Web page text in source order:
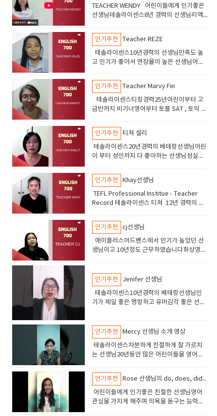
TEACHER WENDY 어린이들에게 인기좋은
선생님테솔라이센스8년 경력의 선생님리엑
에서 추천드립니다.
인기추천
Teacher REZE
테솔라이센스10년경력의 선생님만족도 높
고 인기가 좋아서 연장율이 높은 선생님어린
음
인기추천
Teacher Marvy Fin
테솔라이센스티칭경력25년어린이부터 고
급반까지 비기너영어부터 토플 SAT , 토익 오
도가 아주높음
인기추천
티쳐 셀리
테솔라이센스20년경력의 베테랑선생님어린
이 부터 성인까지 다 좋아하는 선생님성실의
분하게 공부할 어린이 성인들에게 추천
인기추천
Khay선생님
TEFL Professional Institue - Teacher
Record 테솔라이센스 티쳐 12년 경력의 선
인기추천
cj선생님
에이플러스어드벤스에서 인기가 높았던 선
생님이고 10년정도 근무하였습니다화상영어
입니다토플스피킹 라이팅아이엘츠 스피킹
sat 수업오픽수업 실력이 아주 좋은 선생님
인기추천
Jenifer 선생님
테솔라이센스10년경력의 베테랑선생님인
기가 제일 좋은 명랑하고 유머감각 좋은 선생
인기추천
Mercy 선생님 소개 영상
테솔라이센스차분하게 친절하게 잘 가르치
는 선생님20년동안 많은 어린이들을 영어능
를 넣어주는 선생님최고 실력 최고 인성의 선
생님
인기추천
Rose 선생님의 do, does, did 차이점 강좌
어린이들에게 인기좋은 친절한 선생님영어
관심을 가지게 해주며 의욕을 돋구는 능력이